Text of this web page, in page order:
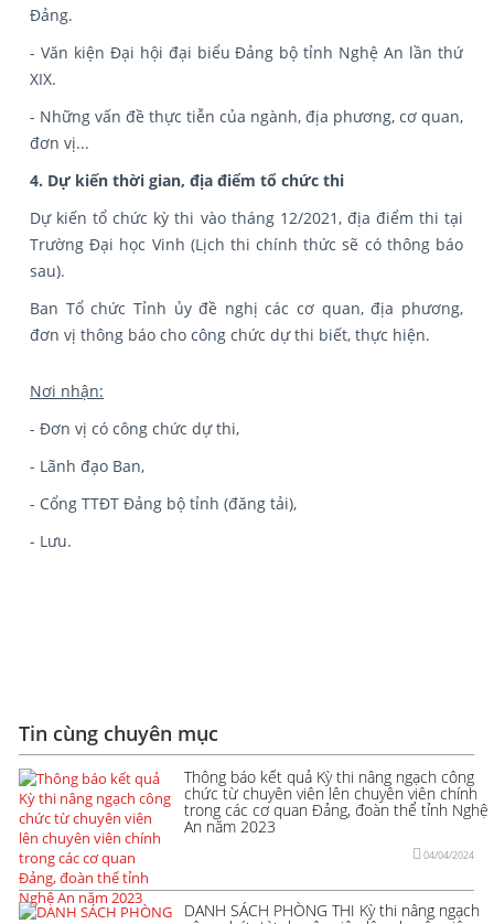
Đảng.
- Văn kiện Đại hội đại biểu Đảng bộ tỉnh Nghệ An lần thứ
XIX.
- Những vấn đề thực tiễn của ngành, địa phương, cơ quan,
đơn vị...
4. Dự kiến thời gian, địa điểm tổ chức thi
Dự kiến tổ chức kỳ thi vào tháng 12/2021, địa điểm thi tại
Trường Đại học Vinh (Lịch thi chính thức sẽ có thông báo
sau).
Ban Tổ chức Tỉnh ủy đề nghị các cơ quan, địa phương,
đơn vị thông báo cho công chức dự thi biết, thực hiện.
Nơi nhận:
- Đơn vị có công chức dự thi,
- Lãnh đạo Ban,
- Cổng TTĐT Đảng bộ tỉnh (đăng tải),
- Lưu.
Tin cùng chuyên mục
Thông báo kết quả Kỳ thi nâng ngạch công
chức từ chuyên viên lên chuyên viên chính
trong các cơ quan Đảng, đoàn thể tỉnh Nghệ
An năm 2023
04/04/2024
DANH SÁCH PHÒNG THI Kỳ thi nâng ngạch